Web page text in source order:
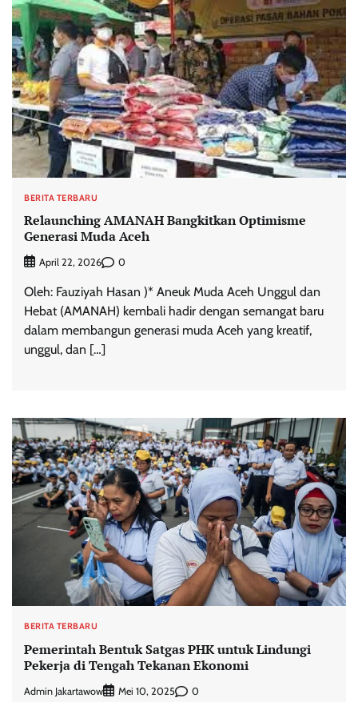
BERITA TERBARU
Relaunching AMANAH Bangkitkan Optimisme
Generasi Muda Aceh
April 22, 2026 0
Oleh: Fauziyah Hasan )* Aneuk Muda Aceh Unggul dan
Hebat (AMANAH) kembali hadir dengan semangat baru
dalam membangun generasi muda Aceh yang kreatif,
unggul, dan […]
BERITA TERBARU
Pemerintah Bentuk Satgas PHK untuk Lindungi
Pekerja di Tengah Tekanan Ekonomi
Admin Jakartawow Mei 10, 2025 0